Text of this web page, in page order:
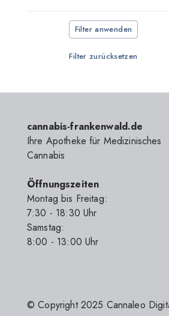
KHIRON Europe
Materia
MediCann
ROOBS
Therismos
Weeco
WMG Pharma
Filter anwenden
Filter zurücksetzen
cannabis-frankenwald.de
Ihre Apotheke für Medizinisches
Cannabis
Öffnungszeiten
Montag bis Freitag:
7:30 - 18:30 Uhr
Samstag:
8:00 - 13:00 Uhr
© Copyright 2025 Cannaleo